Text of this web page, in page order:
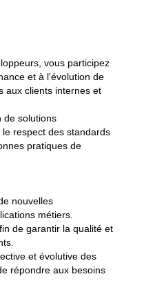
vous participez
et à l'évolution de
aux clients internes et
de solutions
respect des standards
pratiques de
nouvelles
métiers.
de garantir la qualité et
et évolutive des
répondre aux besoins